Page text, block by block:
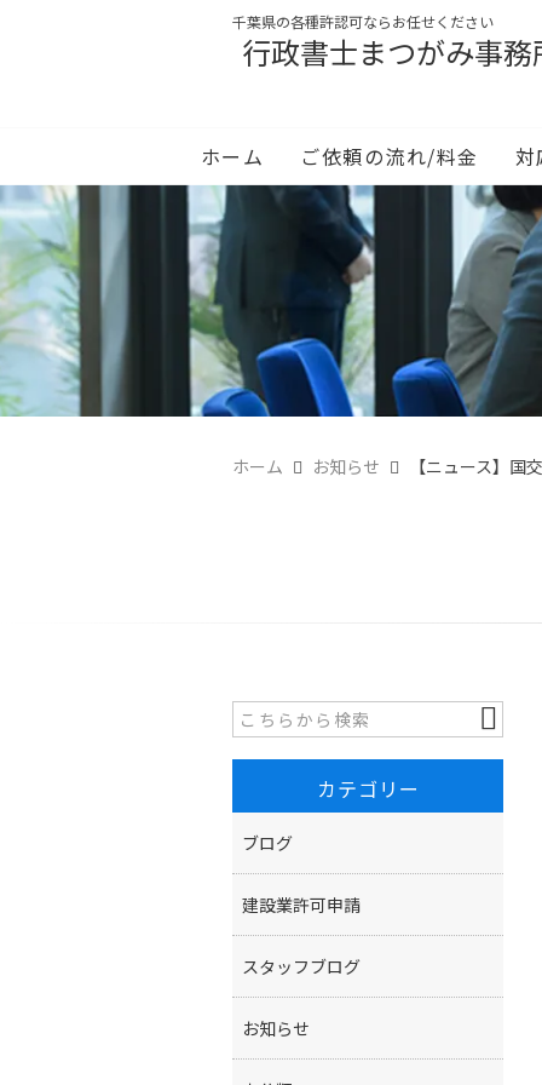
千葉県の各種許認可ならお任せください
行政書士まつがみ事務
ホーム ご依頼の流れ/料金 対
ホーム お知らせ 【ニュース】
カテゴリー
ブログ
建設業許可申請
スタッフブログ
お知らせ